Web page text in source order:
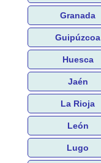
Granada
Guipúzcoa
Huesca
Jaén
La Rioja
León
Lugo